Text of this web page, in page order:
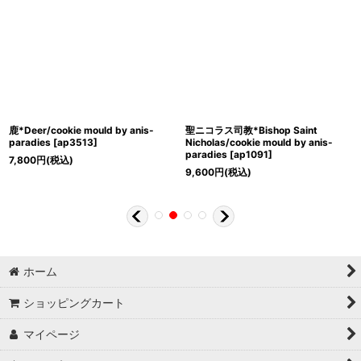
鹿*Deer/cookie mould by anis-
paradies [ap3513]
7,800円(税込)
聖ニコラス司教*Bishop Saint
Nicholas/cookie mould by anis-
paradies [ap1091]
9,600円(税込)
ホーム
ショッピングカート
マイページ